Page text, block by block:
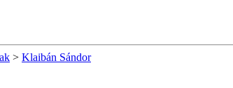
> Klaibán Sándor